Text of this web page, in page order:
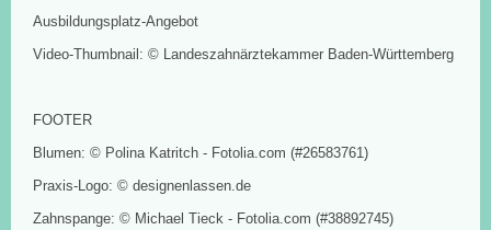
Ausbildungsplatz-Angebot
Video-Thumbnail: © Landeszahnärztekammer Baden-Württemberg
FOOTER
Blumen: © Polina Katritch - Fotolia.com (#26583761)
Praxis-Logo: © designenlassen.de
Zahnspange: © Michael Tieck - Fotolia.com (#38892745)